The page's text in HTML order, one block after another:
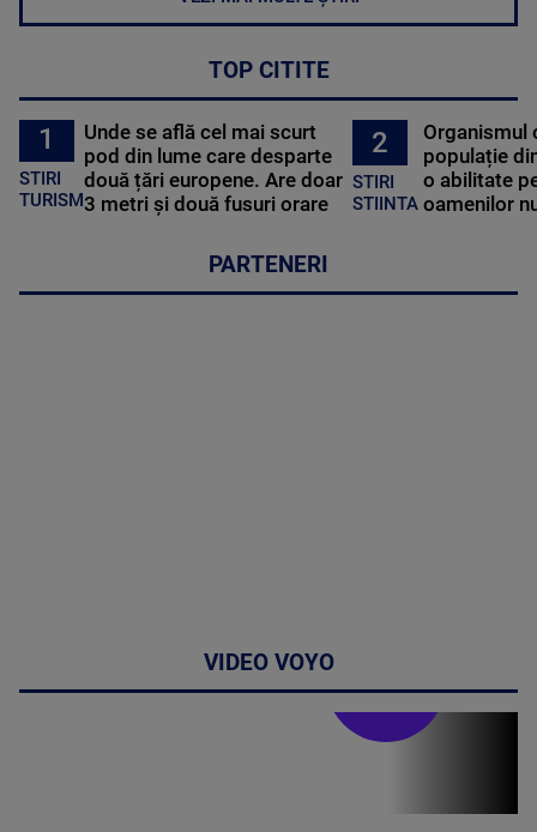
TOP CITITE
1
STIRI
TURISM
Unde se află cel mai scurt
pod din lume care desparte
două țări europene. Are doar
3 metri și două fusuri orare
2
STIRI
STIINTA
Organismul
populație
o abilitate
oamenilor
PARTENERI
VIDEO VOYO